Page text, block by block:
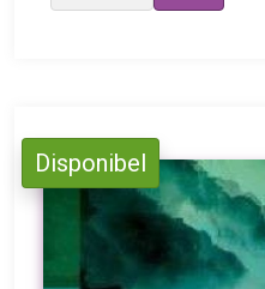
Disponibel